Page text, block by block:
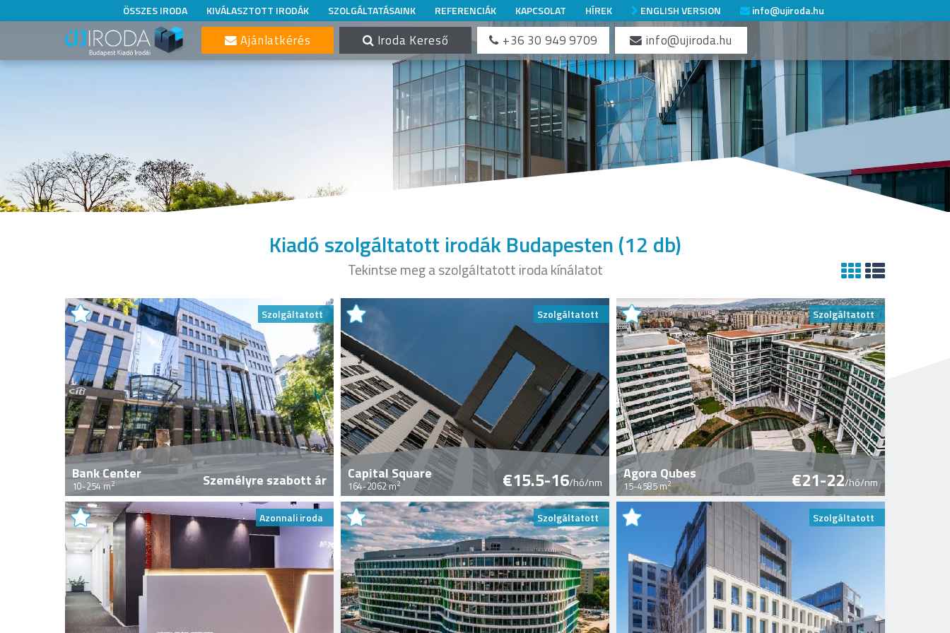
ÖSSZES IRODA KIVÁLASZTOTT IRODÁK SZOLGÁLTATÁSAINK REFERENCIÁK KAPCSOLAT HÍREK ENGLISH VERSION info@ujiroda.hu
Ajánlatkérés Iroda Kereső +36 30 949 9709 info@ujiroda.hu
Kiadó szolgáltatott irodák Budapesten(12 db)
Tekintse meg a szolgáltatott iroda kínálatot
Szolgáltatott
Bank Center
10-254 m2 Személyre szabott ár
Szolgáltatott
Capital Square
164-2062 m2 €15.5-16/hó/nm
Szolgáltatott
Agora Qubes
15-4585 m2 €21-22/hó/nm
Azonnali iroda Szolgáltatott Szolgáltatott